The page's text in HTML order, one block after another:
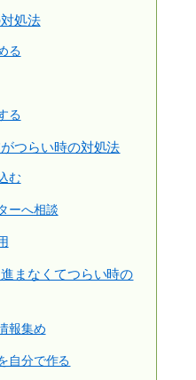
処法
る
る
つらい時の対処法
む
ーへ相談
まなくてつらい時の
報集め
自分で作る